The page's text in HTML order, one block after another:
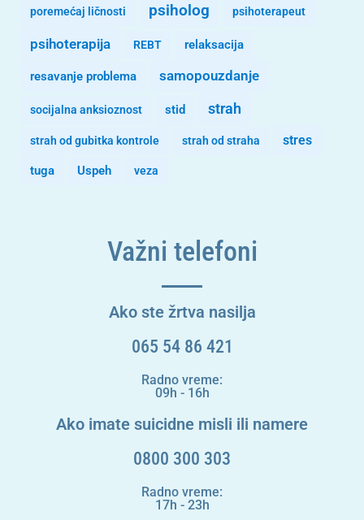
poremećaj ličnosti psiholog psihoterapeut
psihoterapija REBT relaksacija
resavanje problema samopouzdanje
socijalna anksioznost stid strah
strah od gubitka kontrole strah od straha stres
tuga Uspeh veza
Važni telefoni
Ako ste žrtva nasilja
065 54 86 421
Radno vreme:
09h - 16h
Ako imate suicidne misli ili namere
0800 300 303
Radno vreme:
17h - 23h